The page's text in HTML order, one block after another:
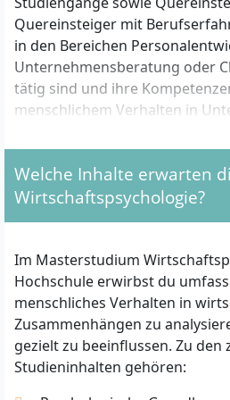
Quereinsteiger mit
in den Bereichen
Unternehmensberatung oder
tätig sind und ihre
menschlichem Verhalten in
Welche formalen
für das Studium?
Für eine Zulassung zum Master
Wirtschaftspsychologie (M.Sc.)
Hochschule benötigst du einen
Hochschulabschluss (Bachelor,
Staatsexamen). Anhand deiner
folgende Kriterien zu erfüllen:
Ein Studienabschluss mit
Welche Inhalte erwarten
Wirtschaftspsychologie?
Im Masterstudium
Hochschule erwirbst du
menschliches Verhalten in
Zusammenhängen zu
gezielt zu beeinflussen. Zu den
Studieninhalten gehören: